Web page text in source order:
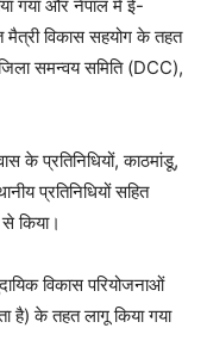
गया और नेपाल में ई-
विकास सहयोग के तहत
समन्वय समिति (DCC),
के प्रतिनिधियों, काठमांडू,
प्रतिनिधियों सहित
किया।
विकास परियोजनाओं
है) के तहत लागू किया गया